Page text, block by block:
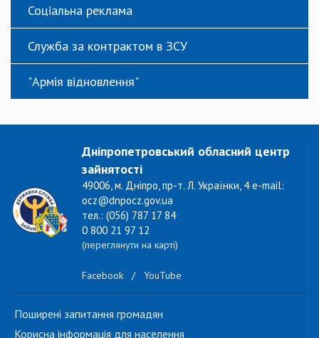
Соціальна реклама
Служба за контрактом в ЗСУ
"Армія відновлення"
Дніпропетровський обласний центр
зайнятості
49006, м. Дніпро, пр-т. Л. Українки, 4 e-mail:
ocz@dnpocz.gov.ua
тел.: (056) 787 17 84
0 800 21 97 12
(переглянути на карті)
Facebook / YouTube
Поширені запитання громадян
Корисна інформація для населення